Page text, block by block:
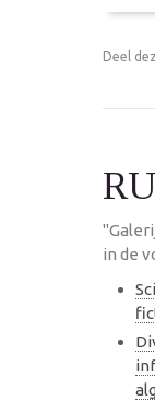
Deel
in de